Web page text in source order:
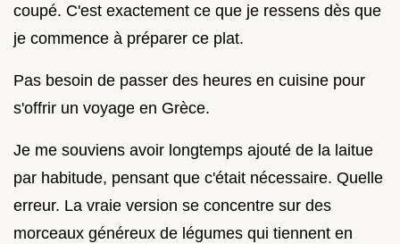
coupé. C'est exactement ce que je ressens dès que
je commence à préparer ce plat.
Pas besoin de passer des heures en cuisine pour
s'offrir un voyage en Grèce.
Je me souviens avoir longtemps ajouté de la laitue
par habitude, pensant que c'était nécessaire. Quelle
erreur. La vraie version se concentre sur des
morceaux généreux de légumes qui tiennent en